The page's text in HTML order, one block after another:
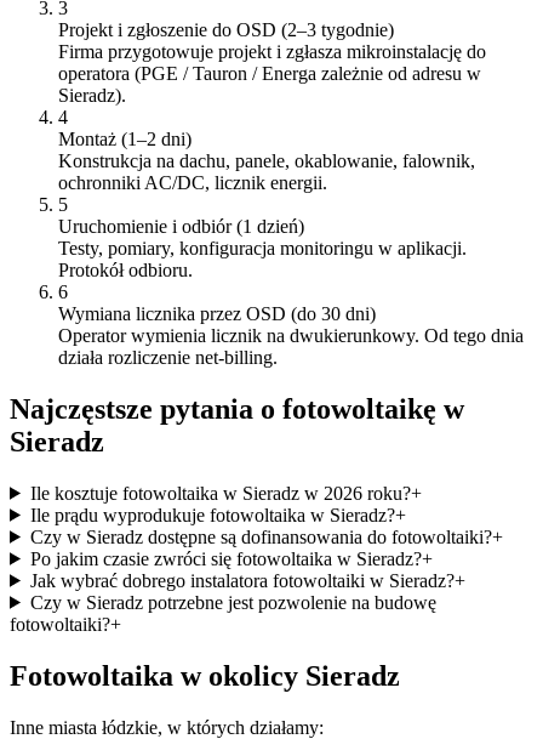
3
Projekt i zgłoszenie do OSD (2–3 tygodnie)
Firma przygotowuje projekt i zgłasza mikroinstalację do
operatora (PGE / Tauron / Energa zależnie od adresu w
Sieradz).
4
Montaż (1–2 dni)
Konstrukcja na dachu, panele, okablowanie, falownik,
ochronniki AC/DC, licznik energii.
5
Uruchomienie i odbiór (1 dzień)
Testy, pomiary, konfiguracja monitoringu w aplikacji.
Protokół odbioru.
6
Wymiana licznika przez OSD (do 30 dni)
Operator wymienia licznik na dwukierunkowy. Od tego dnia
działa rozliczenie net-billing.
Najczęstsze pytania o fotowoltaikę w
Sieradz
Ile kosztuje fotowoltaika w Sieradz w 2026 roku?+
Ile prądu wyprodukuje fotowoltaika w Sieradz?+
Czy w Sieradz dostępne są dofinansowania do fotowoltaiki?+
Po jakim czasie zwróci się fotowoltaika w Sieradz?+
Jak wybrać dobrego instalatora fotowoltaiki w Sieradz?+
Czy w Sieradz potrzebne jest pozwolenie na budowę
fotowoltaiki?+
Fotowoltaika w okolicy Sieradz
Inne miasta łódzkie, w których działamy: